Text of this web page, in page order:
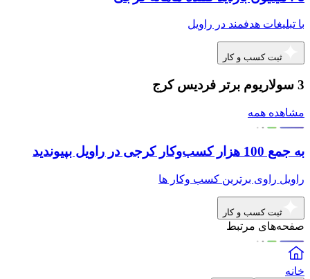
با تبلیغات هدفمند در راویل
ثبت کسب و کار
3 سولاریوم برتر فردیس کرج
مشاهده همه
به جمع 100 هزار کسب‌وکار کرجی در راویل بپیوندید
راویل راوی برترین کسب وکار ها
ثبت کسب و کار
صفحه‌های مرتبط
خانه